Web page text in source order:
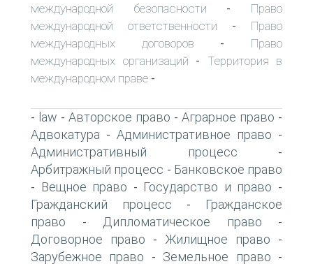
международной безопасности - Право
международной ответственности - Право
международных договоров - Право
международных организаций - Территория в
международном праве -
- law - Авторское право - Аграрное право -
Адвокатура - Административное право -
Административный процесс -
Арбитражный процесс - Банковское право
- Вещное право - Государство и право -
Гражданский процесс -
Гражданское
право - Дипломатическое право -
Договорное право - Жилищное право -
Зарубежное право - Земельное право -